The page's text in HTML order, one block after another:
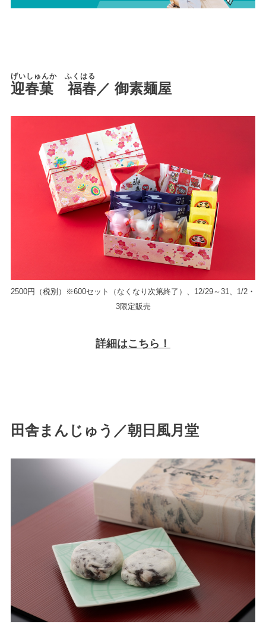
迎春菓 福春
げいしゅんか ふくはる
／ 御素麺屋
2500円（税別）※600セット（なくなり次第終了）、12/29～31、1/2・
3限定販売
詳細はこちら！
田舎まんじゅう／朝日風月堂